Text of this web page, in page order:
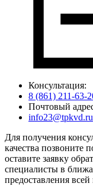
Консультация:
8 (861) 211-63-
Почтовый
info23@tpkvd.ru
Для получения
качества позвоните
оставите заявку
специалисты в
предоставления